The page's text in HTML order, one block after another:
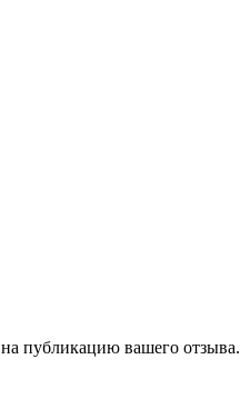
публикацию вашего отзыва.